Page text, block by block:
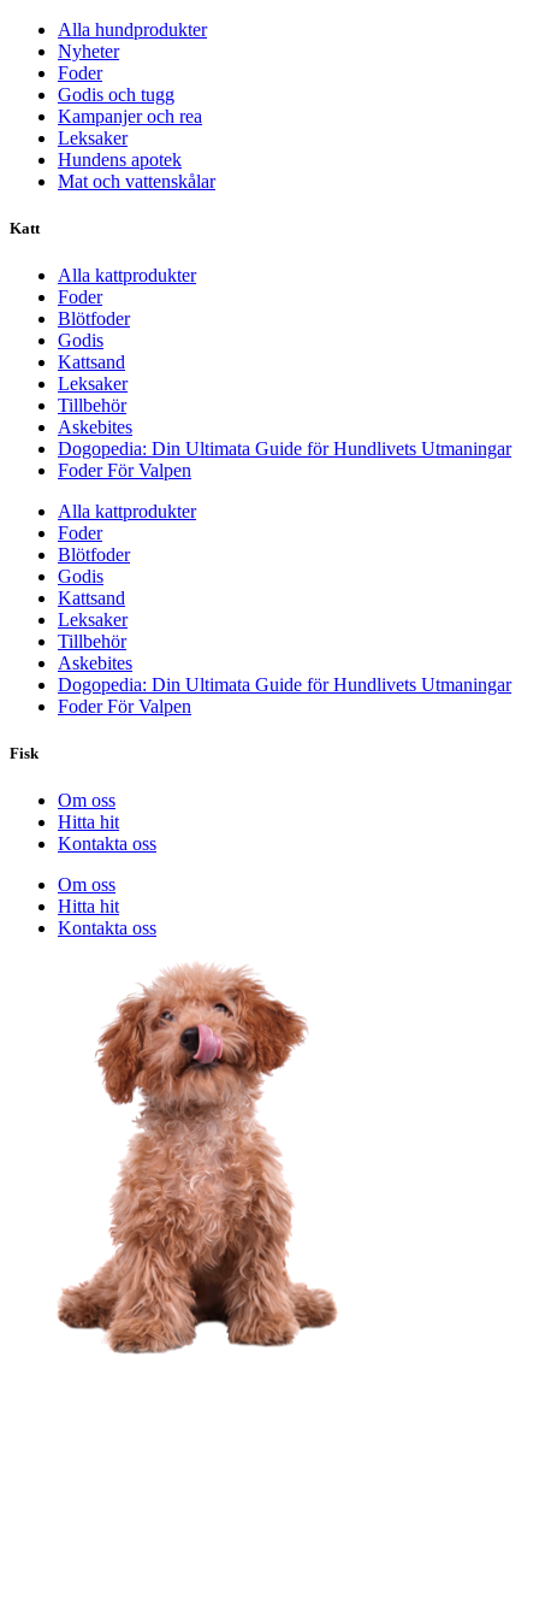
Alla hundprodukter
Nyheter
Foder
Godis och tugg
Kampanjer och rea
Leksaker
Hundens apotek
Mat och vattenskålar
Katt
Alla kattprodukter
Foder
Blötfoder
Godis
Kattsand
Leksaker
Tillbehör
Askebites
Dogopedia: Din Ultimata Guide för Hundlivets Utmaningar
Foder För Valpen
Alla kattprodukter
Foder
Blötfoder
Godis
Kattsand
Leksaker
Tillbehör
Askebites
Dogopedia: Din Ultimata Guide för Hundlivets Utmaningar
Foder För Valpen
Fisk
Om oss
Hitta hit
Kontakta oss
Om oss
Hitta hit
Kontakta oss